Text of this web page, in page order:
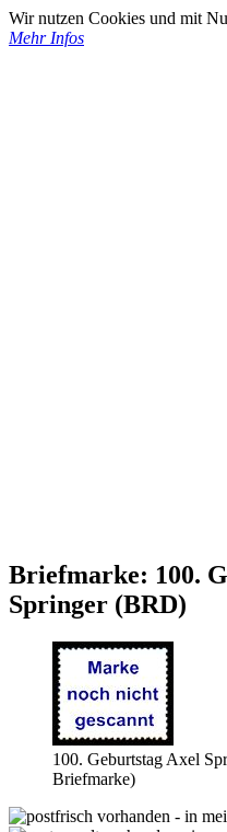
Wir nutzen Cookies und mit
Mehr Infos
Briefmarke: 100.
Springer (BRD)
100. Geburtstag Axel
Briefmarke)